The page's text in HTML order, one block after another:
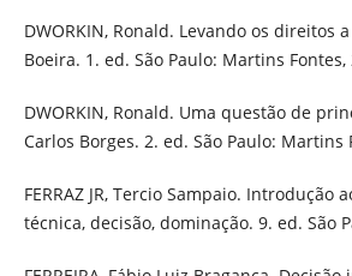
DWORKIN, Ronald. Levando os direitos
Boeira. 1. ed. São Paulo: Martins Fontes,
DWORKIN, Ronald. Uma questão de
Carlos Borges. 2. ed. São Paulo: Martins
FERRAZ JR, Tercio Sampaio. Introdução
técnica, decisão, dominação. 9. ed. São